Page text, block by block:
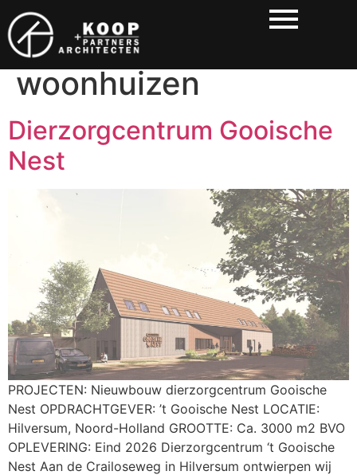
verbouw
woonhuizen
Dierzorgcentrum Gooische
Nest
PROJECTEN: Nieuwbouw dierzorgcentrum Gooische
Nest OPDRACHTGEVER: ’t Gooische Nest LOCATIE:
Hilversum, Noord-Holland GROOTTE: Ca. 3000 m2 BVO
OPLEVERING: Eind 2026 Dierzorgcentrum ‘t Gooische
Nest Aan de Crailoseweg in Hilversum ontwierpen wij